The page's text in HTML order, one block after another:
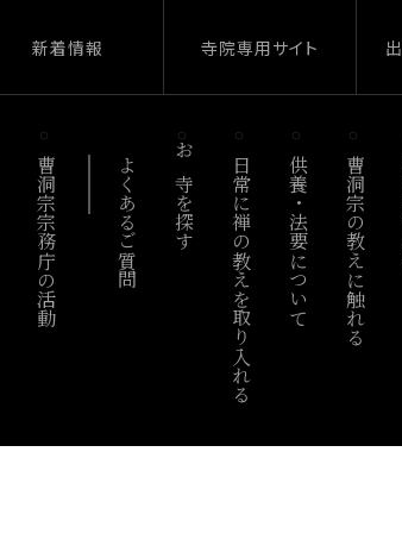
新着情報 寺院専用サイト
曹洞宗宗務庁の活動 よくあるご質問 お寺を探す 日常に禅の教えを取り入れる 供養・法要について 曹洞宗の教えに触れる